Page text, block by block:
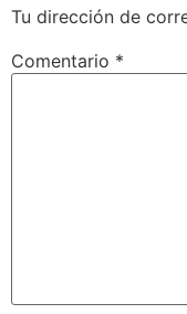
Tu dirección de
Comentario *